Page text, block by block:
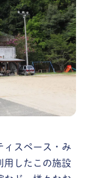
ィスペース・み
用したこの施設